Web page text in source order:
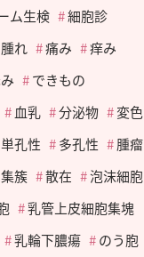
ム生検
細胞診
腫れ 痛み
痒み
できもの
血乳 分泌物
変色
単孔性 多孔性
腫瘤
集簇 散在
泡沫細胞
乳管上皮細胞集塊
乳輪下膿瘍
のう胞